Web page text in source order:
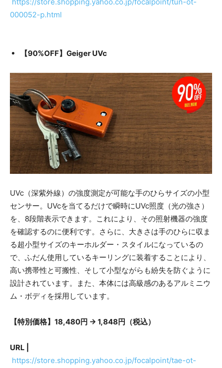
000052-p.html
【90%OFF】Geiger UVc
UVc（深紫外線）の強度測定が可能な手のひらサイズの小型
センサー。UVcを当てるだけで瞬時にUVc照度（光の強さ）
を、8段階表示できます。これにより、その照射機器の強度
を確認するのに便利です。さらに、大きさは手のひらに収ま
る超小型サイズのキーホルダー・スタイルになっているの
で、ふだん使用しているキーリングに装着することにより、
高い携帯性と可搬性、そして小型ながらも紛失を防ぐように
設計されています。また、本体には高級感のあるアルミニウ
ム・ボディを採用しています。
【特別価格】18,480円 → 1,848円（税込）
URL |
https://store.shopping.yahoo.co.jp/focalpoint/tae-ot-